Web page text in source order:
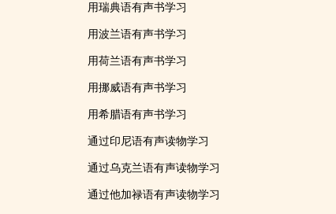
用瑞典语有声书学习
用波兰语有声书学习
用荷兰语有声书学习
用挪威语有声书学习
用希腊语有声书学习
通过印尼语有声读物学习
通过乌克兰语有声读物学习
通过他加禄语有声读物学习